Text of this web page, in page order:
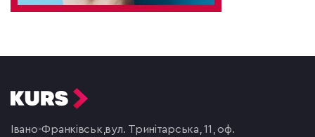
Івано-Франківськ, вул. Тринітарська, 11, оф.